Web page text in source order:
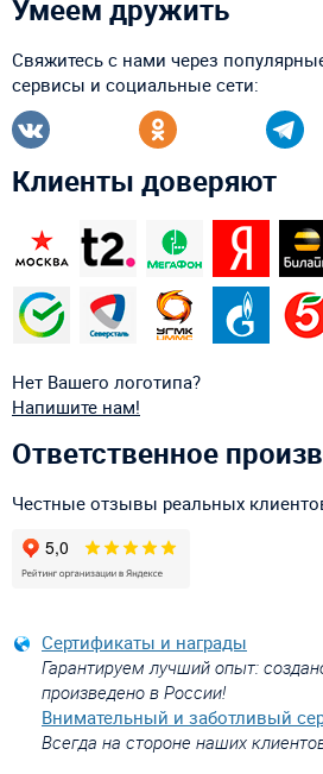
Умеем дружить
Свяжитесь с нами через
сервисы и социальные сети:
Клиенты доверяют
Нет Вашего логотипа?
Напишите нам!
Ответственное
Честные отзывы реальных
Сертификаты и награды
Гарантируем лучший опыт:
произведено в России!
Внимательный и заботливый
Всегда на стороне наших